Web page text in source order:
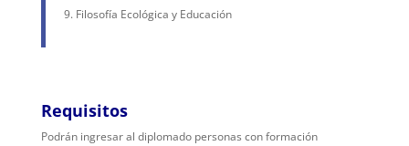
Filosofía Ecológica y Educación
Requisitos
Podrán ingresar al diplomado personas con formación